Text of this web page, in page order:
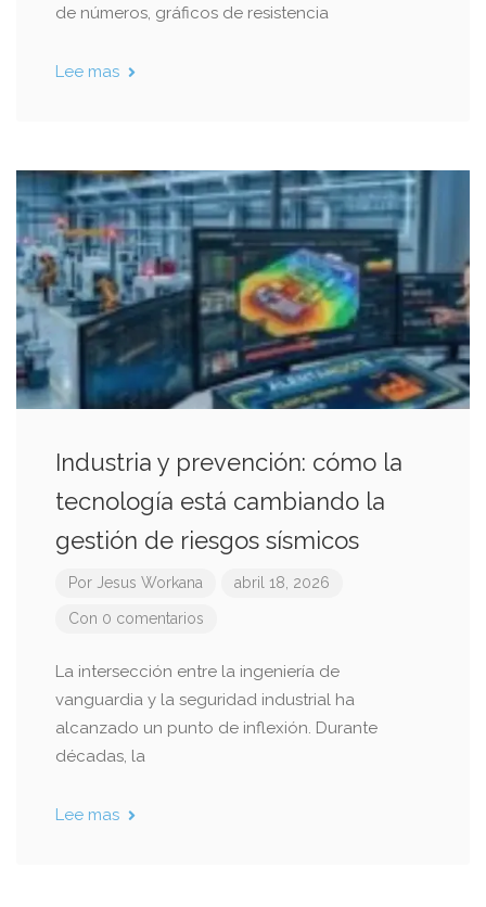
de números, gráficos de resistencia
Lee mas
Industria y prevención: cómo la
tecnología está cambiando la
gestión de riesgos sísmicos
Por Jesus Workana abril 18, 2026
Con 0 comentarios
La intersección entre la ingeniería de
vanguardia y la seguridad industrial ha
alcanzado un punto de inflexión. Durante
décadas, la
Lee mas